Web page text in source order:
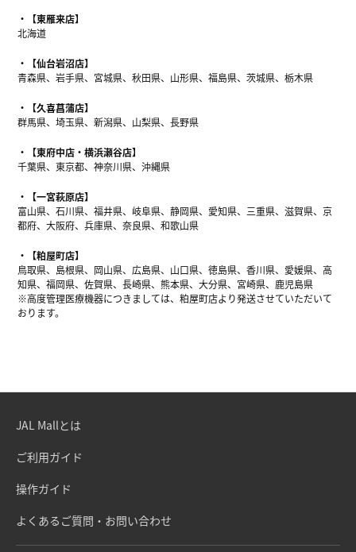
【東雁来店】
北海道
【仙台岩沼店】
青森県、岩手県、宮城県、秋田県、山形県、福島県、茨城県、栃木県
【久喜菖蒲店】
群馬県、埼玉県、新潟県、山梨県、長野県
【東府中店・横浜瀬谷店】
千葉県、東京都、神奈川県、沖縄県
【一宮萩原店】
富山県、石川県、福井県、岐阜県、静岡県、愛知県、三重県、滋賀県、京
都府、大阪府、兵庫県、奈良県、和歌山県
【粕屋町店】
鳥取県、島根県、岡山県、広島県、山口県、徳島県、香川県、愛媛県、高
知県、福岡県、佐賀県、長崎県、熊本県、大分県、宮崎県、鹿児島県
※高度管理医療機器につきましては、粕屋町店より発送させていただいて
おります。
JAL Mallとは
ご利用ガイド
操作ガイド
よくあるご質問・お問い合わせ